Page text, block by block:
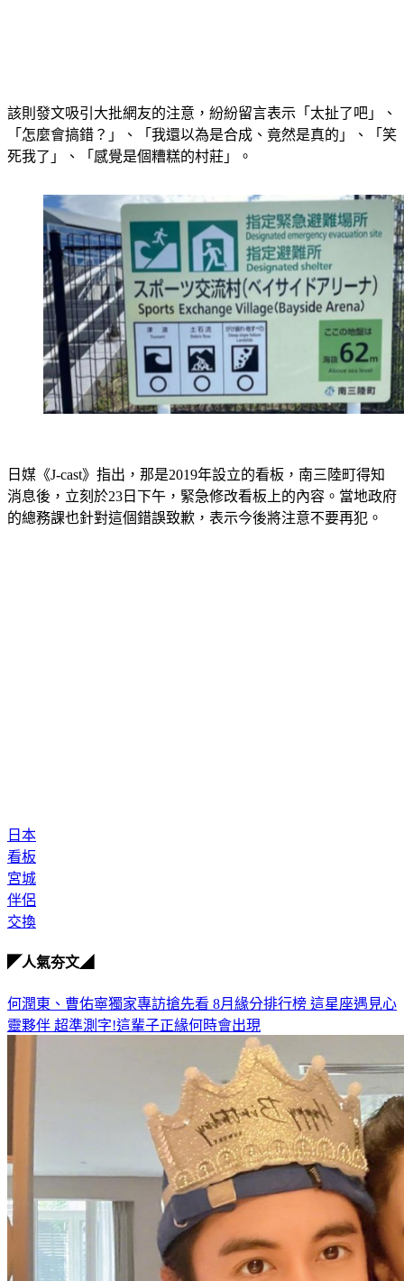
該則發文吸引大批網友的注意，紛紛留言表示「太扯了吧」、
「怎麼會搞錯？」、「我還以為是合成、竟然是真的」、「笑
死我了」、「感覺是個糟糕的村莊」。
日媒《J-cast》指出，那是2019年設立的看板，南三陸町得知
消息後，立刻於23日下午，緊急修改看板上的內容。當地政府
的總務課也針對這個錯誤致歉，表示今後將注意不要再犯。
日本
看板
宮城
伴侶
交換
◤人氣夯文◢
何潤東、曹佑寧獨家專訪搶先看 8月緣分排行榜 這星座遇見心
靈夥伴 超準測字!這輩子正緣何時會出現